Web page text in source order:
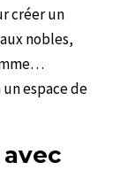
créer un
nobles,
espace de